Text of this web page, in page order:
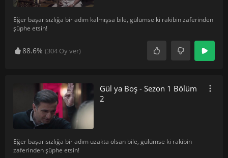
Eğer başarısızlığa bir adım kalmışsa bile, gülümse ki rakibin zaferinden
şüphe etsin!
88.6% (304 Oy ver)
Gül ya Boş - Sezon 1 Bölüm
2
Eğer başarısızlığa bir adım uzakta olsan bile, gülümse ki rakibin
zaferinden şüphe etsin!